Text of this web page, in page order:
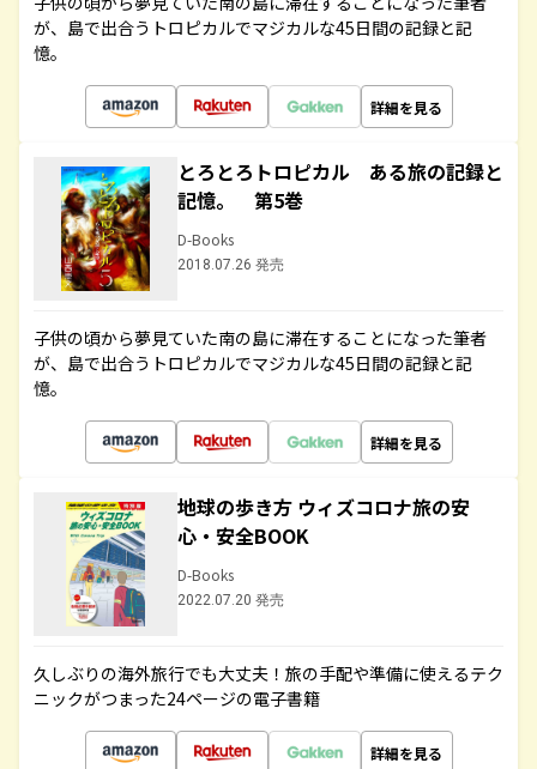
が、島で出合うトロピカルでマジカルな45日間の記録と記
憶。
詳細を見る
とろとろトロピカル ある旅の記録と
記憶。 第5巻
D-Books
2018.07.26 発売
子供の頃から夢見ていた南の島に滞在することになった筆者
が、島で出合うトロピカルでマジカルな45日間の記録と記
憶。
詳細を見る
地球の歩き方 ウィズコロナ旅の安
心・安全BOOK
D-Books
2022.07.20 発売
久しぶりの海外旅行でも大丈夫！旅の手配や準備に使えるテク
ニックがつまった24ページの電子書籍
詳細を見る